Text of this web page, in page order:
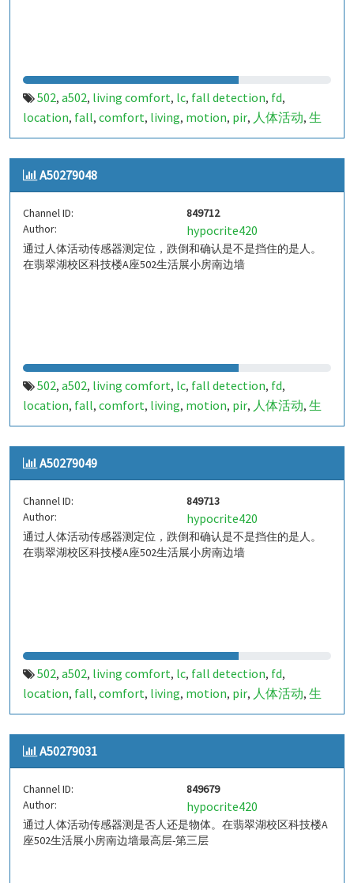
502, a502, living comfort, lc, fall detection, fd,
location, fall, comfort, living, motion, pir, 人体活动, 生
活,tanbir,跌倒,定位,哈山,室内定位,室内,indoor,
indoor living comfort,ilc,indoor living quality,ilq,
a50279047,849711
A50279048
Channel ID:
849712
Author:
hypocrite420
通过人体活动传感器测定位，跌倒和确认是不是挡住的是人。
在翡翠湖校区科技楼A座502生活展小房南边墙
502, a502, living comfort, lc, fall detection, fd,
location, fall, comfort, living, motion, pir, 人体活动, 生
活,tanbir,跌倒,定位,哈山,室内定位,室内,indoor,
indoor living comfort,ilc,indoor living quality,ilq,
a50279048,849712
A50279049
Channel ID:
849713
Author:
hypocrite420
通过人体活动传感器测定位，跌倒和确认是不是挡住的是人。
在翡翠湖校区科技楼A座502生活展小房南边墙
502, a502, living comfort, lc, fall detection, fd,
location, fall, comfort, living, motion, pir, 人体活动, 生
活,tanbir,跌倒,定位,哈山,室内定位,室内,indoor,
indoor living comfort,ilc,indoor living quality,ilq,
a50279049,849713
A50279031
Channel ID:
849679
Author:
hypocrite420
通过人体活动传感器测是否人还是物体。在翡翠湖校区科技楼A
座502生活展小房南边墙最高层-第三层